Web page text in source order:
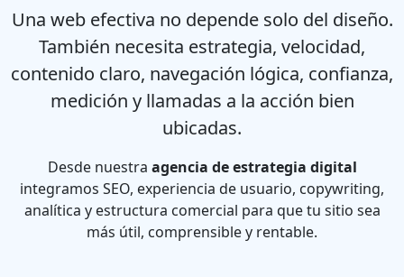
Una web efectiva no depende solo del diseño.
También necesita estrategia, velocidad,
contenido claro, navegación lógica, confianza,
medición y llamadas a la acción bien
ubicadas.
Desde nuestra agencia de estrategia digital
integramos SEO, experiencia de usuario, copywriting,
analítica y estructura comercial para que tu sitio sea
más útil, comprensible y rentable.